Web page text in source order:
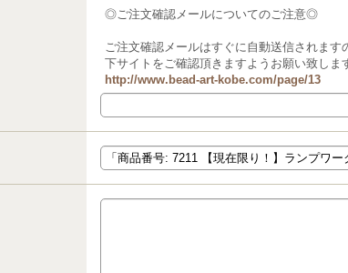
◎ご注文確認メールについてのご注意◎
ご注文確認メールはすぐに自動送信されま
下サイトをご確認頂きますようお願い致しま
http://www.bead-art-kobe.com/page/13